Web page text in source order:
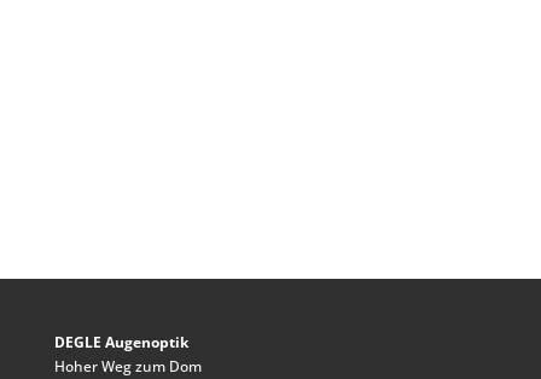
DEGLE Augenoptik
Hoher Weg zum Dom